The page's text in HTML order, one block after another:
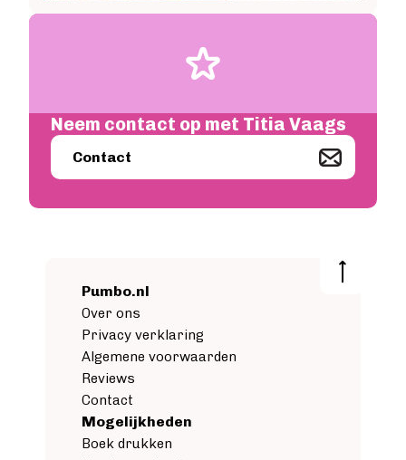
Image
Neem contact op met Titia Vaags
Image
Contact
Pumbo.nl
Over ons
Privacy verklaring
Algemene voorwaarden
Reviews
Contact
Mogelijkheden
Boek drukken